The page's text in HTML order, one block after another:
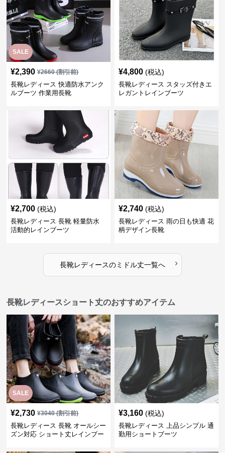
SALE
¥2,390 ¥2660(割引前)
長靴レディース 快適防水アンク
ルブーツ 作業用長靴
¥4,800 (税込)
長靴レディース スタッズ付きエ
レガントレインブーツ
¥2,700 (税込)
長靴レディース 長靴 軽量防水
活動的レインブーツ
¥2,740 (税込)
長靴レディース 雨の日も快適 花
柄デザイン長靴
長靴レディースのミドル丈一覧へ ›
長靴レディースショート丈のおすすめアイテム
SALE
¥2,730 ¥3040(割引前)
長靴レディース 長靴 オールシー
ズン対応 ショート丈レインブー
¥3,160 (税込)
長靴レディース 上品シンプル 通
勤用ショートブーツ